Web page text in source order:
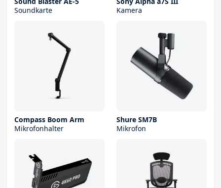
Soundkarte
Kamera
Compass Boom Arm
Mikrofonhalter
Shure SM7B
Mikrofon